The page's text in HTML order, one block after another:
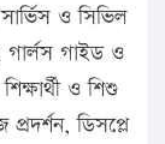
ও সিভিল
গার্লস গাইড ও
ও শিশু
ডিসপ্লে